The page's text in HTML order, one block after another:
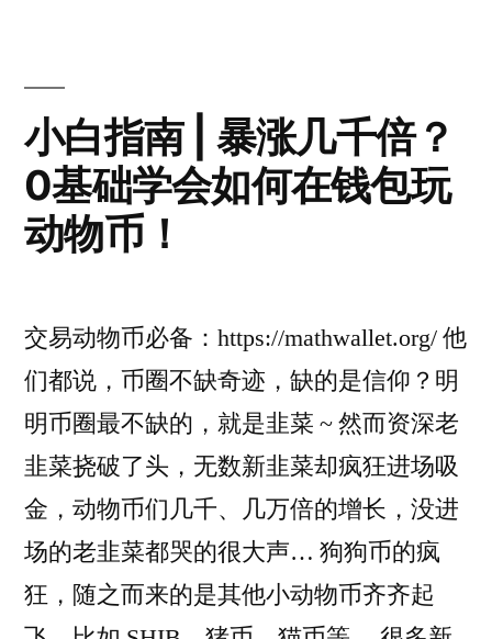
小白指南 | 暴涨几千倍？
0基础学会如何在钱包玩
动物币！
交易动物币必备：https://mathwallet.org/ 他
们都说，币圈不缺奇迹，缺的是信仰？明
明币圈最不缺的，就是韭菜 ~ 然而资深老
韭菜挠破了头，无数新韭菜却疯狂进场吸
金，动物币们几千、几万倍的增长，没进
场的老韭菜都哭的很大声… 狗狗币的疯
狂，随之而来的是其他小动物币齐齐起